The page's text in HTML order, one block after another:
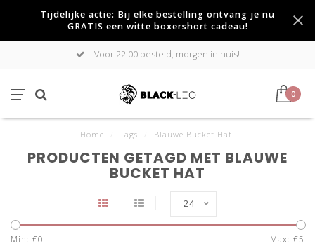
Tijdelijke actie: Bij elke bestelling ontvang je nu
GRATIS een witte boxershort cadeau!
Voor 22:00 besteld, morgen in huis!
0
Home Tags Blauwe Bucket Hat
PRODUCTEN GETAGD MET BLAUWE
BUCKET HAT
24
Min: €0 Max: €5